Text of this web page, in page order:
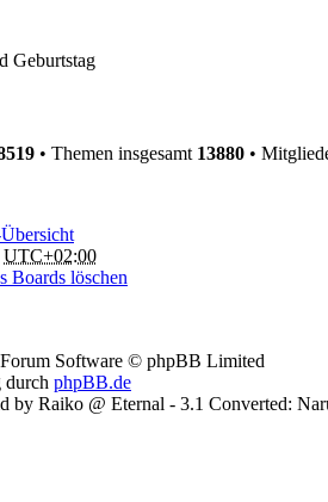
Geburtstag
• Themen insgesamt 13880 •
UTC+02:00
Boards löschen
Software © phpBB Limited
durch phpBB.de
by Raiko @ Eternal - 3.1 Converted: